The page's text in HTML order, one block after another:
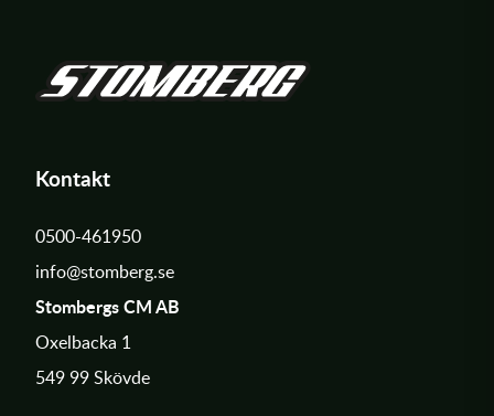
Kontakt
0500-461950
info@stomberg.se
Stombergs CM AB
Oxelbacka 1
549 99 Skövde